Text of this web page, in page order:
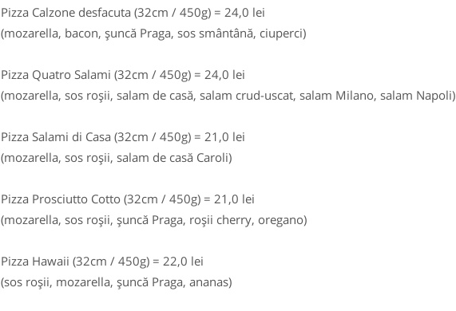
Pizza Calzone desfacuta (32cm / 450g) = 24,0 lei
(mozarella, bacon, şuncă Praga, sos smântână, ciuperci)
Pizza Quatro Salami (32cm / 450g) = 24,0 lei
(mozarella, sos roşii, salam de casă, salam crud-uscat, salam Milano, salam Napoli)
Pizza Salami di Casa (32cm / 450g) = 21,0 lei
(mozarella, sos roşii, salam de casă Caroli)
Pizza Prosciutto Cotto (32cm / 450g) = 21,0 lei
(mozarella, sos roşii, şuncă Praga, roşii cherry, oregano)
Pizza Hawaii (32cm / 450g) = 22,0 lei
(sos roşii, mozarella, şuncă Praga, ananas)